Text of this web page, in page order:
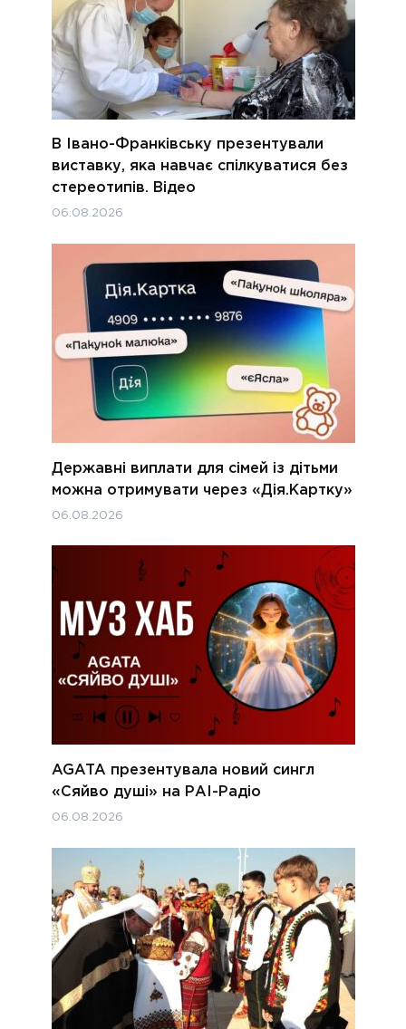
В Івано-Франківську презентували
виставку, яка навчає спілкуватися без
стереотипів. Відео
06.08.2026
Державні виплати для сімей із дітьми
можна отримувати через «Дія.Картку»
06.08.2026
AGATA презентувала новий сингл
«Сяйво душі» на РАІ-Радіо
06.08.2026